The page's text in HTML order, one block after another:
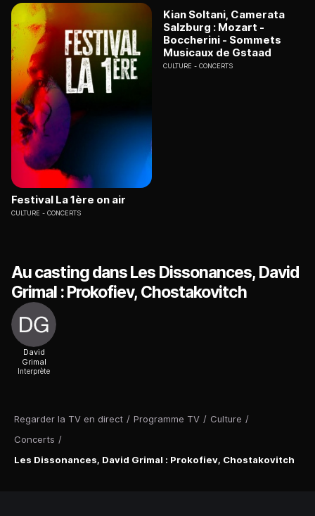
Regarder la TV en direct / Programme TV / Culture /
Concerts /
Les Dissonances, David Grimal : Prokofiev, Chostakovitch
Festival La 1ère on air
CULTURE CONCERTS
Kian Soltani, Camerata
Salzburg : Mozart -
Boccherini - Sommets
Musicaux de Gstaad
CULTURE CONCERTS
Au casting dans Les Dissonances, David
Grimal : Prokofiev, Chostakovitch
David
Grimal
Interprète